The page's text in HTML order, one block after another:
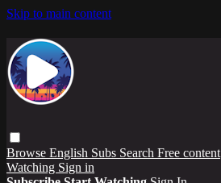
Skip to main content
Browse English Subs Search Free content
Watching Sign in